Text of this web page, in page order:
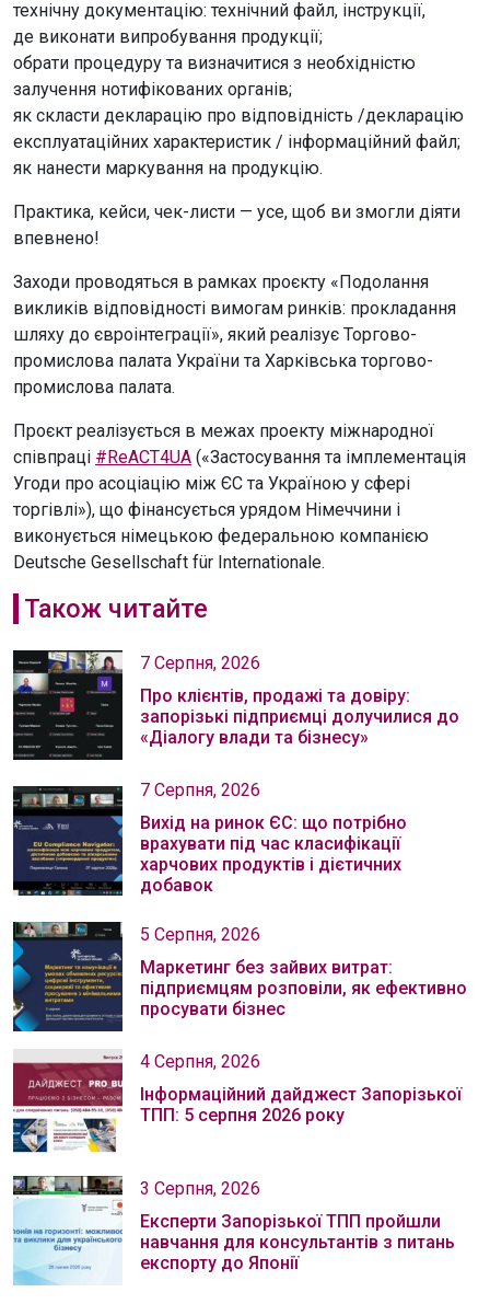
технічну документацію: технічний файл, інструкції,
де виконати випробування продукції;
обрати процедуру та визначитися з необхідністю
залучення нотифікованих органів;
як скласти декларацію про відповідність /декларацію
експлуатаційних характеристик / інформаційний файл;
як нанести маркування на продукцію.
Практика, кейси, чек-листи — усе, щоб ви змогли діяти
впевнено!
Заходи проводяться в рамках проєкту «Подолання
викликів відповідності вимогам ринків: прокладання
шляху до євроінтеграції», який реалізує Торгово-
промислова палата України та Харківська торгово-
промислова палата.
Проєкт реалізується в межах проекту міжнародної
співпраці #ReACT4UA («Застосування та імплементація
Угоди про асоціацію між ЄС та Україною у сфері
торгівлі»), що фінансується урядом Німеччини і
виконується німецькою федеральною компанією
Deutsche Gesellschaft für Internationale.
Також читайте
7 Серпня, 2026
Про клієнтів, продажі та довіру:
запорізькі підприємці долучилися до
«Діалогу влади та бізнесу»
7 Серпня, 2026
Вихід на ринок ЄС: що потрібно
врахувати під час класифікації
харчових продуктів і дієтичних
добавок
5 Серпня, 2026
Маркетинг без зайвих витрат:
підприємцям розповіли, як ефективно
просувати бізнес
4 Серпня, 2026
Інформаційний дайджест Запорізької
ТПП: 5 серпня 2026 року
3 Серпня, 2026
Експерти Запорізької ТПП пройшли
навчання для консультантів з питань
експорту до Японії